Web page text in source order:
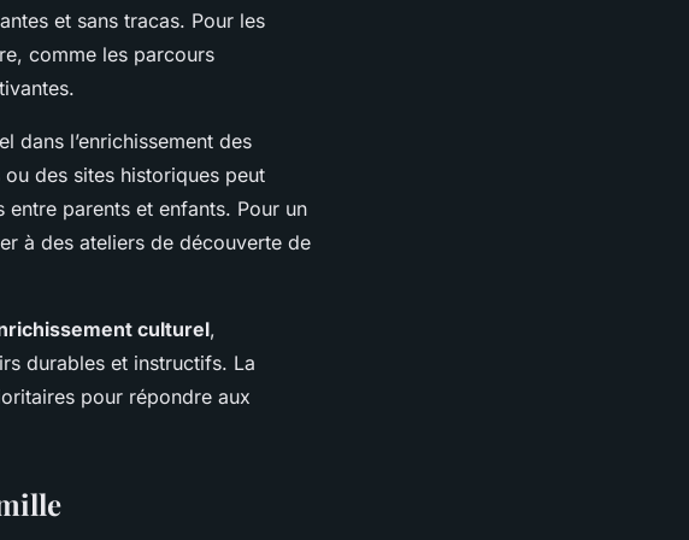
et sans tracas. Pour les
comme les parcours
dans l’enrichissement des
des sites historiques peut
parents et enfants. Pour un
à des ateliers de découverte de
culturel,
durables et instructifs. La
pour répondre aux